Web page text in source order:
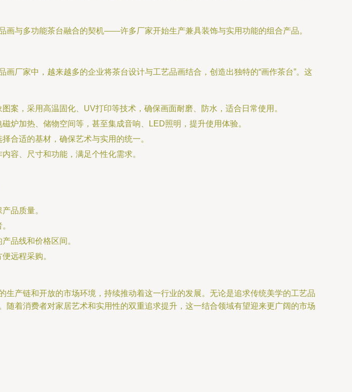
与多功能茶台融合的契机——许多厂家开始生产兼具装饰与实用功能的组合产品。
厂家中，越来越多的企业将茶台设计与工艺品画结合，创造出独特的“画作茶台”。这
案，采用高温固化、UV打印等技术，确保画面耐磨、防水，适合日常使用。
炉加热、储物空间等，甚至集成音响、LED照明，提升使用体验。
合适的基材，确保艺术与实用的统一。
容、尺寸和功能，满足个性化需求。
品质量。
品线和价格区间。
远程采购。
产链和开放的市场环境，持续推动着这一行业的发展。无论是追求传统美学的工艺品
着消费者对家居艺术和实用性的双重追求提升，这一结合领域有望迎来更广阔的市场